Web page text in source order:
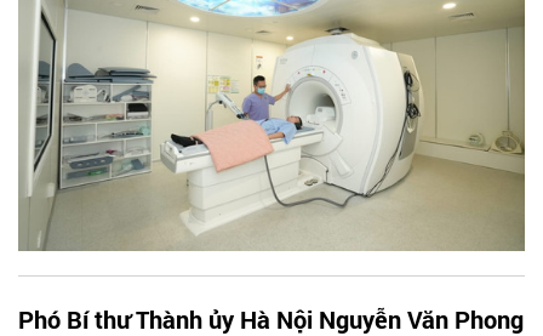
Phó Bí thư Thành ủy Hà Nội Nguyễn Văn Phong